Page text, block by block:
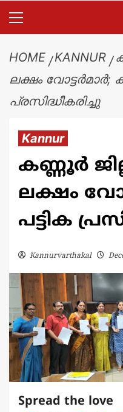
HOME KANNUR
ലക്ഷം വോട്ടർമാർ;
പ്രസിദ്ധീകരിച്ചു
Kannur
കണ്ണൂർ
ലക്ഷം
പട്ടിക
Kannurvarthakal
Spread the love